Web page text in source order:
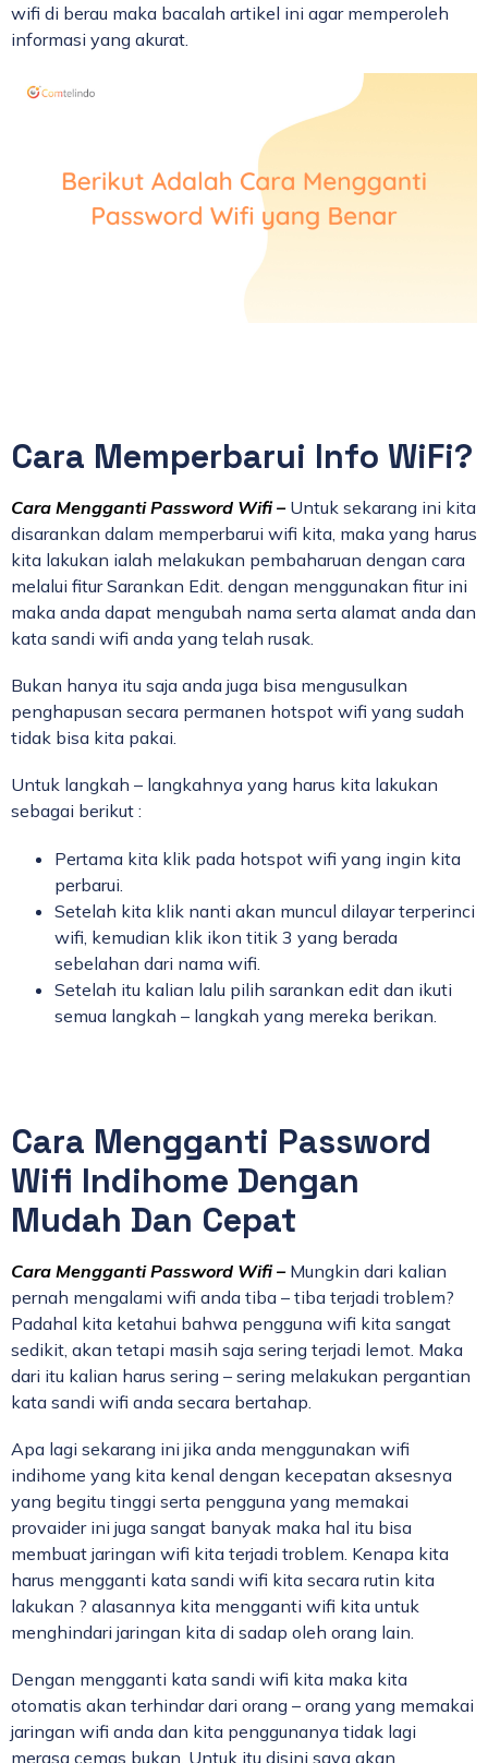
wifi di berau maka bacalah artikel ini agar memperoleh
informasi yang akurat.
Cara Memperbarui Info WiFi?
Cara Mengganti Password Wifi – Untuk sekarang ini kita
disarankan dalam memperbarui wifi kita, maka yang harus
kita lakukan ialah melakukan pembaharuan dengan cara
melalui fitur Sarankan Edit. dengan menggunakan fitur ini
maka anda dapat mengubah nama serta alamat anda dan
kata sandi wifi anda yang telah rusak.
Bukan hanya itu saja anda juga bisa mengusulkan
penghapusan secara permanen hotspot wifi yang sudah
tidak bisa kita pakai.
Untuk langkah – langkahnya yang harus kita lakukan
sebagai berikut :
Pertama kita klik pada hotspot wifi yang ingin kita
perbarui.
Setelah kita klik nanti akan muncul dilayar terperinci
wifi, kemudian klik ikon titik 3 yang berada
sebelahan dari nama wifi.
Setelah itu kalian lalu pilih sarankan edit dan ikuti
semua langkah – langkah yang mereka berikan.
Cara Mengganti Password
Wifi Indihome Dengan
Mudah Dan Cepat
Cara Mengganti Password Wifi – Mungkin dari kalian
pernah mengalami wifi anda tiba – tiba terjadi troblem?
Padahal kita ketahui bahwa pengguna wifi kita sangat
sedikit, akan tetapi masih saja sering terjadi lemot. Maka
dari itu kalian harus sering – sering melakukan pergantian
kata sandi wifi anda secara bertahap.
Apa lagi sekarang ini jika anda menggunakan wifi
indihome yang kita kenal dengan kecepatan aksesnya
yang begitu tinggi serta pengguna yang memakai
provaider ini juga sangat banyak maka hal itu bisa
membuat jaringan wifi kita terjadi troblem. Kenapa kita
harus mengganti kata sandi wifi kita secara rutin kita
lakukan ? alasannya kita mengganti wifi kita untuk
menghindari jaringan kita di sadap oleh orang lain.
Dengan mengganti kata sandi wifi kita maka kita
otomatis akan terhindar dari orang – orang yang memakai
jaringan wifi anda dan kita penggunanya tidak lagi
merasa cemas bukan. Untuk itu disini saya akan